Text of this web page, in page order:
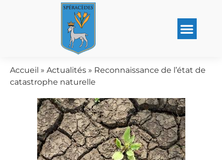
Accueil » Actualités » Reconnaissance de l’état de
catastrophe naturelle